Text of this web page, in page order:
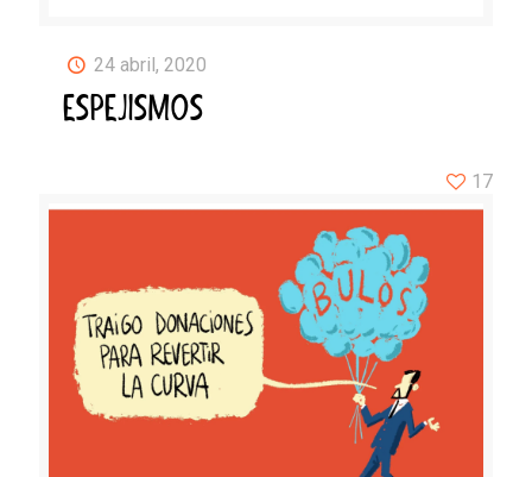
24 abril, 2020
ESPEJISMOS
17